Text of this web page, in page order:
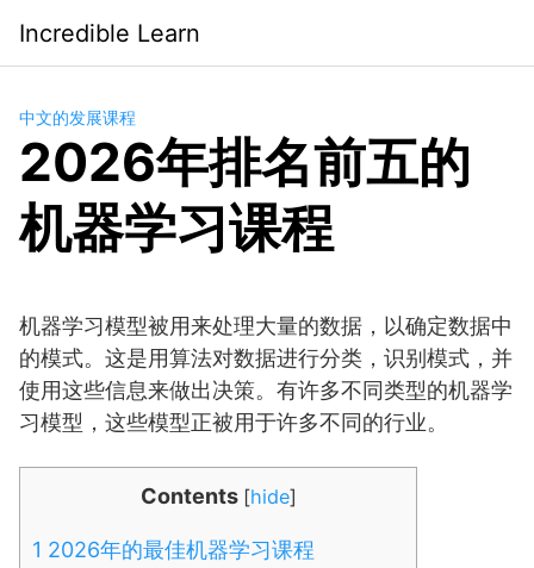
contenido
Incredible Learn
中文的发展课程
2026年排名前五的
机器学习课程
机器学习模型被用来处理大量的数据，以确定数据中
的模式。这是用算法对数据进行分类，识别模式，并
使用这些信息来做出决策。有许多不同类型的机器学
习模型，这些模型正被用于许多不同的行业。
Contents [hide]
1 2026年的最佳机器学习课程